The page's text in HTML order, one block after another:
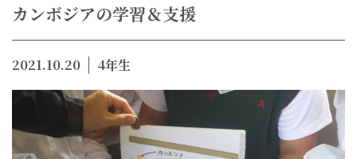
カンボジアの学習＆支援
2021.10.20 4年生